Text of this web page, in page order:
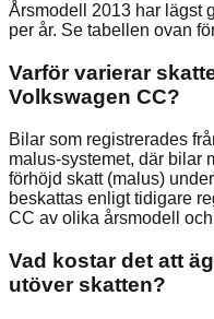
Årsmodell 2013 har lägst
per år. Se tabellen ovan
Varför varierar
Volkswagen CC?
Bilar som registrerades
malus-systemet, där bilar
förhöjd skatt (malus)
beskattas enligt tidigare
CC av olika årsmodell
Vad kostar det att
utöver skatten?